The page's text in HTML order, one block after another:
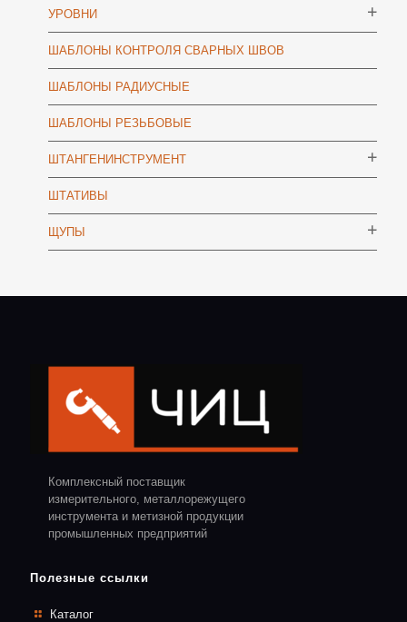
УРОВНИ
ШАБЛОНЫ КОНТРОЛЯ СВАРНЫХ ШВОВ
ШАБЛОНЫ РАДИУСНЫЕ
ШАБЛОНЫ РЕЗЬБОВЫЕ
ШТАНГЕНИНСТРУМЕНТ
ШТАТИВЫ
ЩУПЫ
Комплексный поставщик
измерительного, металлорежущего
инструмента и метизной продукции
промышленных предприятий
Полезные ссылки
Каталог